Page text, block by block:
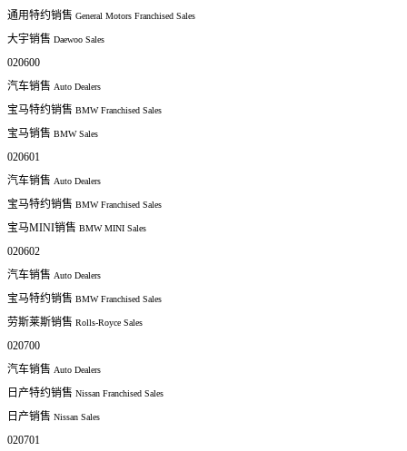
通用特约销售 General Motors Franchised Sales
大宇销售 Daewoo Sales
020600
汽车销售 Auto Dealers
宝马特约销售 BMW Franchised Sales
宝马销售 BMW Sales
020601
汽车销售 Auto Dealers
宝马特约销售 BMW Franchised Sales
宝马MINI销售 BMW MINI Sales
020602
汽车销售 Auto Dealers
宝马特约销售 BMW Franchised Sales
劳斯莱斯销售 Rolls-Royce Sales
020700
汽车销售 Auto Dealers
日产特约销售 Nissan Franchised Sales
日产销售 Nissan Sales
020701